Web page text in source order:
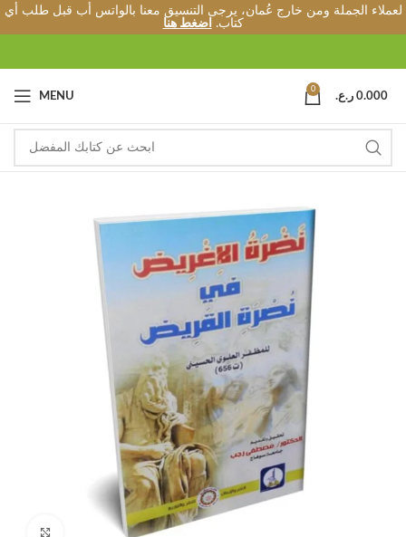
لعملاء الجملة ومن خارج عُمان، يرجى التنسيق معنا بالواتس أب قبل طلب أي
كتاب.
اضغط هنا
MENU
0
0.000 ر.ع.
Click to enlarge